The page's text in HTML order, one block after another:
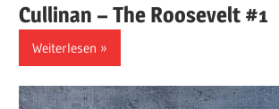
Cullinan – The Roosevelt #1
Weiterlesen